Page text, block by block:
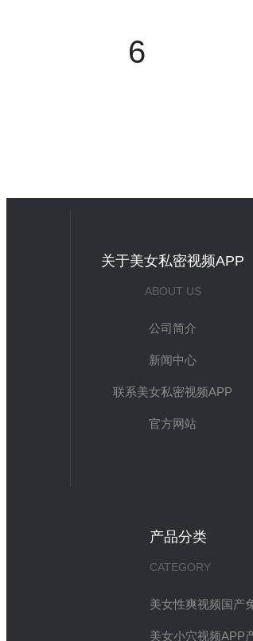
制氢材料研究中取得重要进
6
一、条纹相机基础知识：洞
器，被誉为“时间显微镜”。
为“空间维度”的条纹图像，最
关于美女私密视频APP
ABOUT US
公司简介
新闻中心
联系美女私密视频APP
官方网站
产品分类
CATEGORY
美女性爽视频国产
美女小穴视频APP